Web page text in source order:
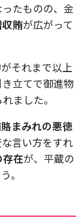
たものの、金
収賄が広がって
がそれまで以上
立てで御進物
ました。
まみれの悪徳
言い方をすれ
在が、平蔵の
。